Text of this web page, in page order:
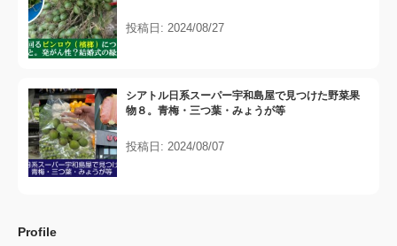
投稿日: 2024/08/27
シアトル日系スーパー宇和島屋で見つけた野菜果
物８。青梅・三つ葉・みょうが等
投稿日: 2024/08/07
Profile